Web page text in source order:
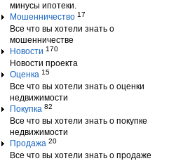
минусы ипотеки.
Мошенничество 17
Все что вы хотели знать о
мошенничестве
Новости 170
Новости проекта
Оценка 15
Все что вы хотели знать о оценки
недвижимости
Покупка 82
Все что вы хотели знать о покупке
недвижимости
Продажа 20
Все что вы хотели знать о продаже